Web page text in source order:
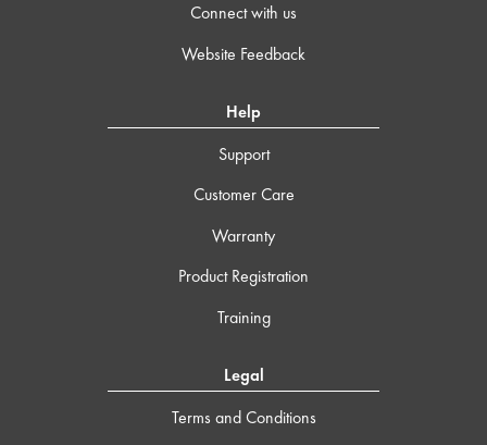
Connect with us
Website Feedback
Help
Support
Customer Care
Warranty
Product Registration
Training
Legal
Terms and Conditions